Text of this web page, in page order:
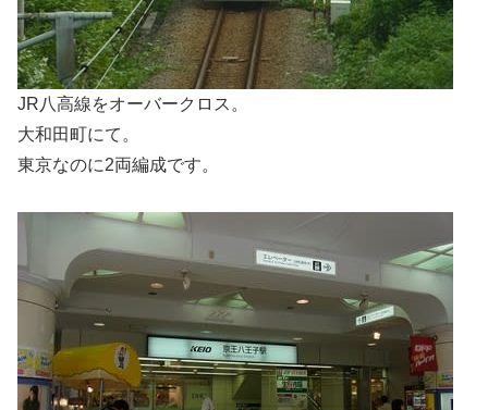
JR八高線をオーバークロス。
大和田町にて。
東京なのに2両編成です。